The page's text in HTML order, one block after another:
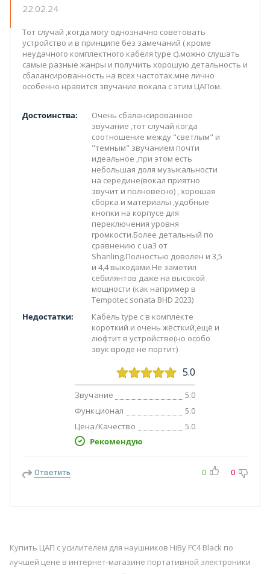
22.02.24
Тот случай ,когда могу однозначно советовать
устройство и в принципе без замечаний ( кроме
неудачного комплектного кабеля type c).можно слушать
самые разные жанры и получить хорошую детальность и
сбалансированность на всех частотах.мне лично
особенно нравится звучание вокала с этим ЦАПом.
Достоинства:
Очень сбалансированное
звучание ,тот случай когда
соотношение между "светлым" и
"темным" звучанием почти
идеальное ,при этом есть
небольшая доля музыкальности
на середине(вокал приятно
звучит и полновесно) , хорошая
сборка и материалы ,удобные
кнопки на корпусе для
переключения уровня
громкости.Более детальный по
сравнению с ua3 от
Shanling.Полностью доволен и 3,5
и 4,4 выходами.Не заметил
себилянтов даже на высокой
мощности (как например в
Tempotec sonata BHD 2023)
Недостатки:
Кабель type c в комплекте
короткий и очень жёсткий,ещё и
люфтит в устройстве(но особо
звук вроде не портит)
5.0
Звучание 5.0
Функционал 5.0
Цена/Качество 5.0
Рекомендую
Ответить 0 0
Купить ЦАП с усилителем для наушников HiBy FC4 Black по
лучшей цене в интернет-магазине портативной электроники